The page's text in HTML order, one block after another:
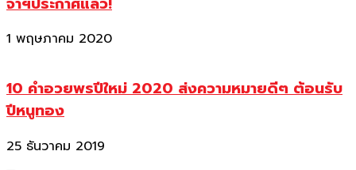
1 พฤษภาคม 2020
10 คำอวยพรปีใหม่ 2020 ส่งความหมายดีๆ ต้อนรับ
ปีหนูทอง
25 ธันวาคม 2019